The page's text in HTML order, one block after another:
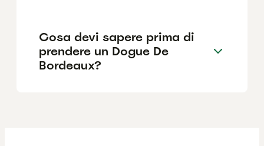
Cosa devi sapere prima di
prendere un Dogue De
Bordeaux?